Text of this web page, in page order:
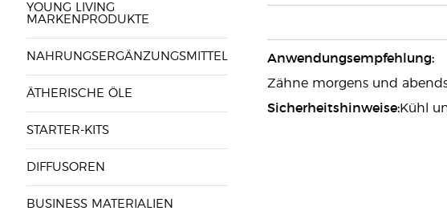
YOUNG LIVING
MARKENPRODUKTE
NAHRUNGSERGÄNZUNGSMITTEL
ÄTHERISCHE ÖLE
STARTER-KITS
DIFFUSOREN
BUSINESS MATERIALIEN
Anwendungsempfehlung:
Zähne morgens und
Sicherheitshinweise:Kühl